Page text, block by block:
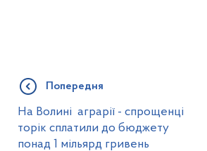
Попередня
На Волині аграрії - спрощенці
торік сплатили до бюджету
понад 1 мільярд гривень